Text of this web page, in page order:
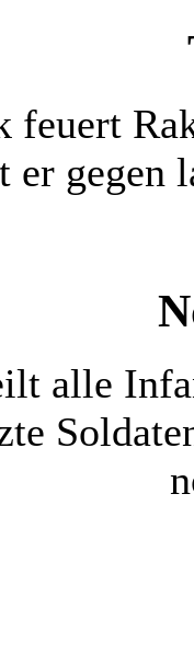
feuert
gegen
alle